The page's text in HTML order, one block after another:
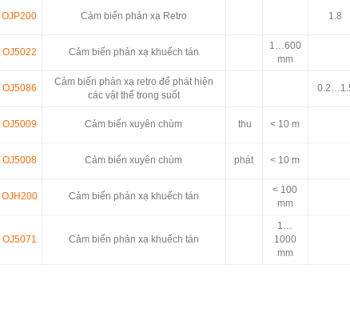
OJP200 Cảm biến phản xạ Retro 1.8
OJ5022 Cảm biến phản xạ khuếch tán
1…600
mm
OJ5086
Cảm biến phản xạ retro để phát hiện
các vật thể trong suốt
OJ5009 Cảm biến xuyên chùm thu < 10 m
OJ5008 Cảm biến xuyên chùm phát < 10 m
OJH200 Cảm biến phản xạ khuếch tán
< 100
mm
OJ5071 Cảm biến phản xạ khuếch tán
1…
1000
mm